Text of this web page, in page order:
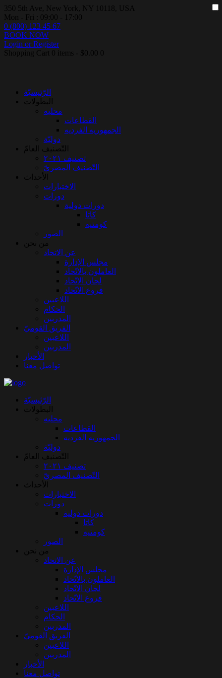
350 5th Ave, New York, NY 10118, USA
Mon - Fri : 09:00 - 17:00
0 (800) 123 45 67
BOOK NOW
Login or Register
Shopping Cart 0 items - $0.00 0
الرّئيسيّة
البطولات
محليه
القطاعات
الجمهوريه الفرديه
دوليّة
التّصنيف العامّ
تصنيف ٢٠٢١
التّصنيف المصريّ
الأحداث
الاختبارات
دورات
دورات دولية
كاتا
كومتيه
الصور
من نحن
عن الاتحاد
مجلس الإدارة
العاملون بالاتّحاد
لجان الاتّحاد
فروع الاتّحاد
اللاعبين
الحكام
المدربين
الفريق القوميّ
اللاعبين
المدربين
الأخبار
تواصل معنا
الرّئيسيّة
البطولات
محليه
القطاعات
الجمهوريه الفرديه
دوليّة
التّصنيف العامّ
تصنيف ٢٠٢١
التّصنيف المصريّ
الأحداث
الاختبارات
دورات
دورات دولية
كاتا
كومتيه
الصور
من نحن
عن الاتحاد
مجلس الإدارة
العاملون بالاتّحاد
لجان الاتّحاد
فروع الاتّحاد
اللاعبين
الحكام
المدربين
الفريق القوميّ
اللاعبين
المدربين
الأخبار
تواصل معنا